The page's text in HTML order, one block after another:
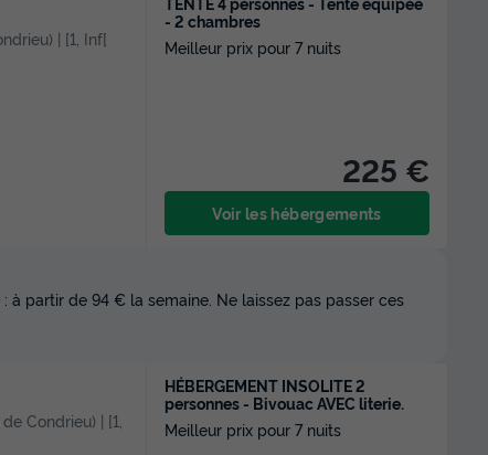
| [1, Inf[
- 2 chambres
Meilleur prix pour 7 nuits
225 €
Voir les hébergements
Condrieu) | [1,
HÉBERGEMENT INSOLITE 2
personnes - Bivouac AVEC literie.
Meilleur prix pour 7 nuits
partir de 94 € la semaine. Ne laissez pas passer ces